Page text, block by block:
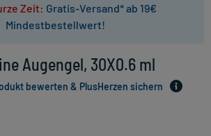
Zeit: Gratis-Versand* ab 19€
Mindestbestellwert!
Augengel, 30X0.6 ml
bewerten & PlusHerzen sichern